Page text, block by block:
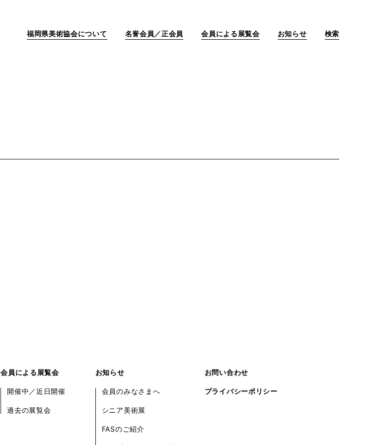
福岡県美術協会について 名誉会員／正会員 会員による展覧会 お知らせ 検索
会員による展覧会
開催中／近日開催
過去の展覧会
お知らせ
会員のみなさまへ
シニア美術展
FASのご紹介
お問い合わせ
プライバシーポリシー